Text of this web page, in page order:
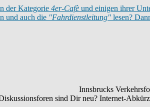
der Kategorie 4er-Cafè und einigen ihrer
und auch die "Fahrdienstleitung" lesen?
Innsbrucks
sind Dir neu? Internet-